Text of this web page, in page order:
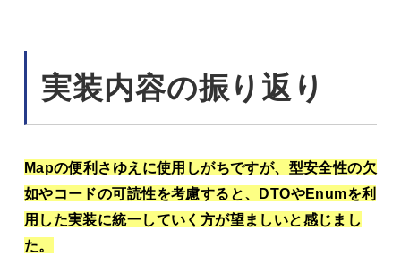
実装内容の振り返り
Mapの便利さゆえに使用しがちですが、型安全性の欠
如やコードの可読性を考慮すると、DTOやEnumを利
用した実装に統一していく方が望ましいと感じまし
た。